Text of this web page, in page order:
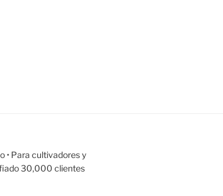
• Para cultivadores y
30,000 clientes